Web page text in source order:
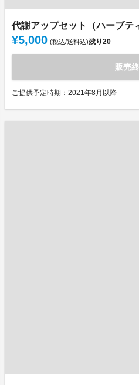
代謝アップセット（ハーブテ
¥5,000 (税込/送料込)残り20
販売
ご提供予定時期：2021年8月以降